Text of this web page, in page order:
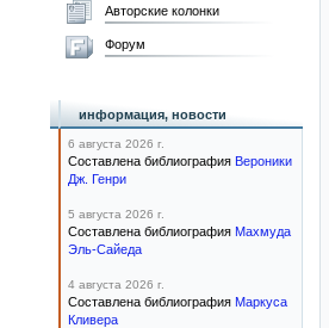
Авторские колонки
Форум
информация, новости
6 августа 2026 г.
Составлена библиография Вероники
Дж. Генри
5 августа 2026 г.
Составлена библиография Махмуда
Эль-Сайеда
4 августа 2026 г.
Составлена библиография Маркуса
Кливера